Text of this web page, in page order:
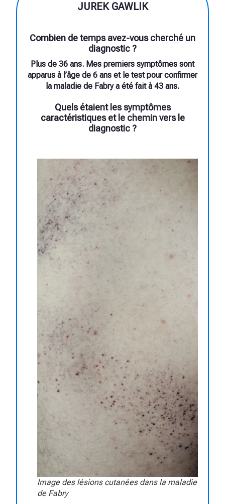
JUREK GAWLIK
Combien de temps avez-vous cherché un
diagnostic ?
Plus de 36 ans. Mes premiers symptômes sont
apparus à l’âge de 6 ans et le test pour confirmer
la maladie de Fabry a été fait à 43 ans.
Quels étaient les symptômes
caractéristiques et le chemin vers le
diagnostic ?
Image des lésions cutanées dans la maladie
de Fabry